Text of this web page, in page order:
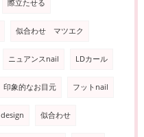
際立たせる
似合わせ マツエク
ニュアンスnail LDカール
印象的なお目元 フットnail
design 似合わせ